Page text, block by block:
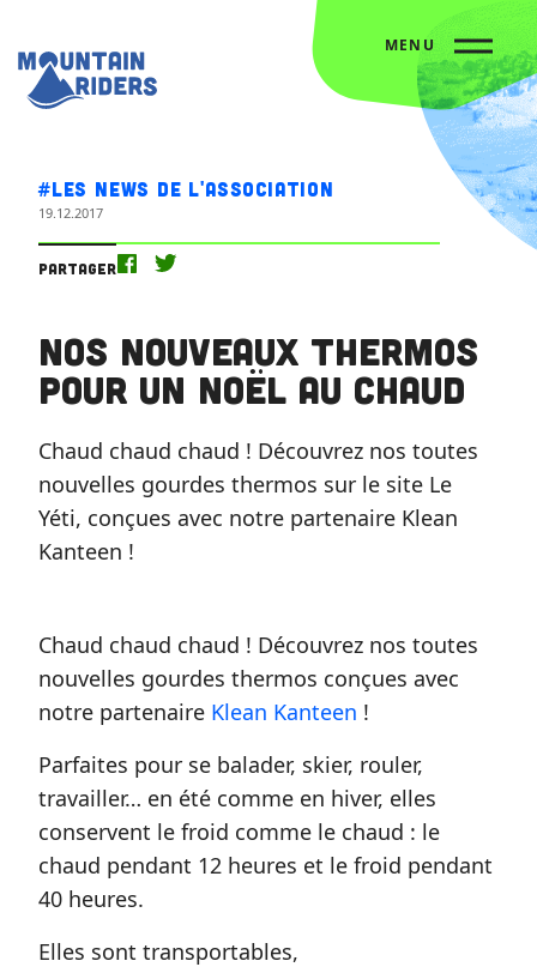
Nos actus
Nos nouveaux thermos pour un Noël au chaud
MENU
#Les news de l'association
19.12.2017
Partager
Nos nouveaux thermos
pour un Noël au chaud
Chaud chaud chaud ! Découvrez nos toutes
nouvelles gourdes thermos sur le site Le
Yéti, conçues avec notre partenaire Klean
Kanteen !
Chaud chaud chaud ! Découvrez nos toutes
nouvelles gourdes thermos conçues avec
notre partenaire Klean Kanteen !
Parfaites pour se balader, skier, rouler,
travailler… en été comme en hiver, elles
conservent le froid comme le chaud : le
chaud pendant 12 heures et le froid pendant
40 heures.
Elles sont transportables,